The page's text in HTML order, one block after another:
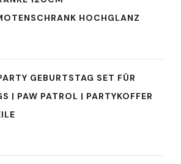
HOCHGLANZ
GEBURTSTAG SET FÜR
| PAW PATROL | PARTYKOFFER